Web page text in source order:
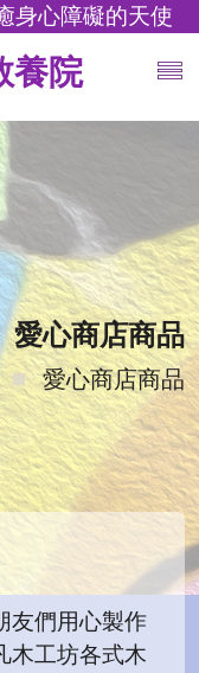
身心障礙的天使
養院
愛心商店商品
愛心商店商品
友們用心製作
木工坊各式木